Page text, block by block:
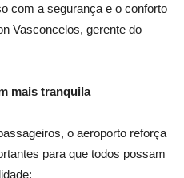
com a segurança e o conforto
Vasconcelos, gerente do
mais tranquila
o aeroporto reforça
para que todos possam